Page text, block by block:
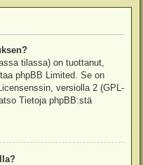
tilassa) on tuottanut,
phpBB Limited . Se on
versiolla 2 (GPL-
Tietoja phpBB:stä